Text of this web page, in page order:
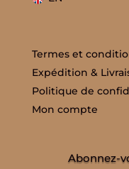
Termes et
Expédition &
Politique de
Mon compte
Abonnez-